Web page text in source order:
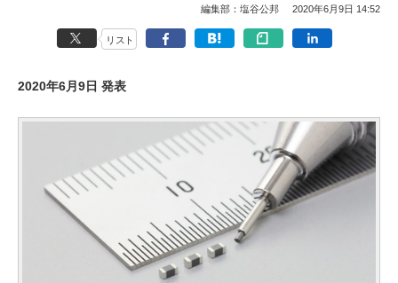
編集部：塩谷公邦 2020年6月9日 14:52
リスト
2020年6月9日 発表